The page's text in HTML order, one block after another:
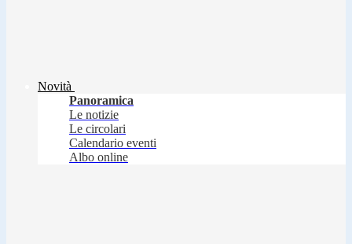
Novità
Panoramica
Le notizie
Le circolari
Calendario eventi
Albo online